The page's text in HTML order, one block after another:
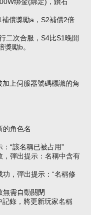
償獎勵a，S2補償2倍
二次合服，S4比S1晚開
勵b。
加上伺服器號碼標識的角
的角色名
“該名稱已被占用”
，彈出提示：名稱中含有
，彈出提示：“名稱修
無需自動關閉
錄，將更新玩家名稱